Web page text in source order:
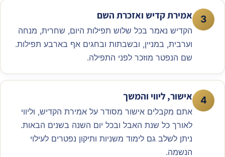
3 אמירת קדיש ואזכרת השם
הקדיש נאמר בכל שלוש תפילות היום, שחרית, מנחה
וערבית, במניין, ובשבתות ובחגים אף בארבע תפילות.
שם הנפטר מוזכר לפני התפילה.
4 אישור, ליווי והמשך
אתם מקבלים אישור מסודר על אמירת הקדיש, וליווי
לאורך כל שנת האבל ובכל יום השנה בשנים הבאות.
ניתן לשלב גם לימוד משניות ותיקון נפטרים לעילוי
הנשמה.